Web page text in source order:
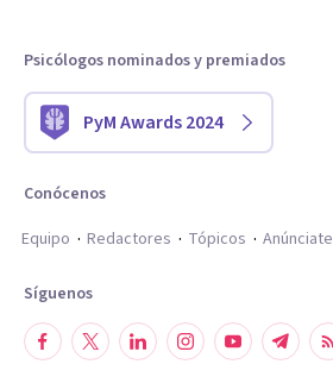
Psicólogos nominados y premiados
PyM Awards 2024
Conócenos
Equipo
Redactores Tópicos Anúnciate
Síguenos